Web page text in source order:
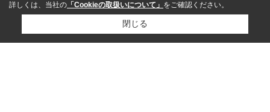
詳しくは、当社の 「Cookieの取扱いについて」 をご確認ください。
閉じる